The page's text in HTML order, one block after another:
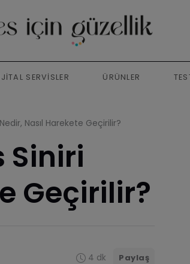
SERVISLER ÜRÜNLER
Nasıl Harekete Geçirilir?
Siniri
Geçirilir?
4 dk Paylaş